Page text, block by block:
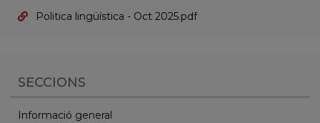
Politica lingüística - Oct 2025.pdf
SECCIONS
Informació general